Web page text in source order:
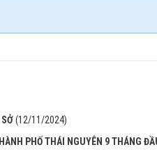
(12/11/2024)
PHỐ THÁI NGUYÊN 9 THÁNG